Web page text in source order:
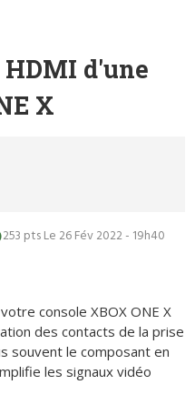
d'une
X
253 ptsLe 26 Fév 2022 - 19h40
console XBOX ONE X
des contacts de la prise
souvent le composant en
les signaux vidéo